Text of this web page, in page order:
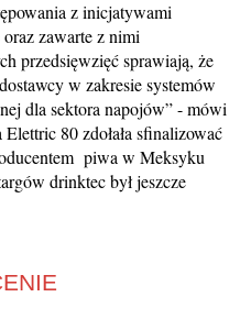
z inicjatywami
zawarte z nimi
przedsięwzięć sprawiają, że
w zakresie systemów
dla sektora napojów” - mówi
80 zdołała sfinalizować
piwa w Meksyku
drinktec był jeszcze